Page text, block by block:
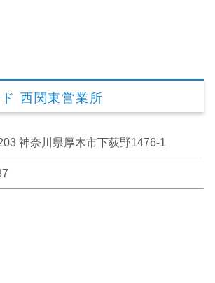
西関東営業所
神奈川県厚木市下荻野1476-1